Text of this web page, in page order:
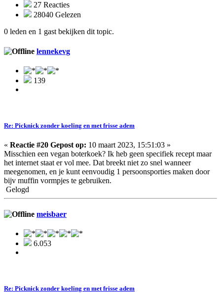
27 Reacties
28040 Gelezen
0 leden en 1 gast bekijken dit topic.
lennekevg
139
Re: Picknick zonder koeling en met frisse adem
« Reactie #20 Gepost op: 10 maart 2023, 15:51:03 »
Misschien een vegan boterkoek? Ik heb geen specifiek recept maar
het internet staat er vol mee. Dat breekt niet zo snel wanneer
meegenomen, en je kunt eenvoudig 1 persoonsporties maken door
bijv muffin vormpjes te gebruiken.
Gelogd
meisbaer
6.053
Re: Picknick zonder koeling en met frisse adem